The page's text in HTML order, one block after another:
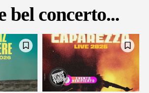
bel concerto...